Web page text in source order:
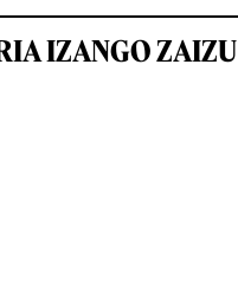
IZANGO ZAIZU